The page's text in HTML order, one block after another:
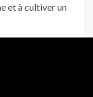
et à cultiver un